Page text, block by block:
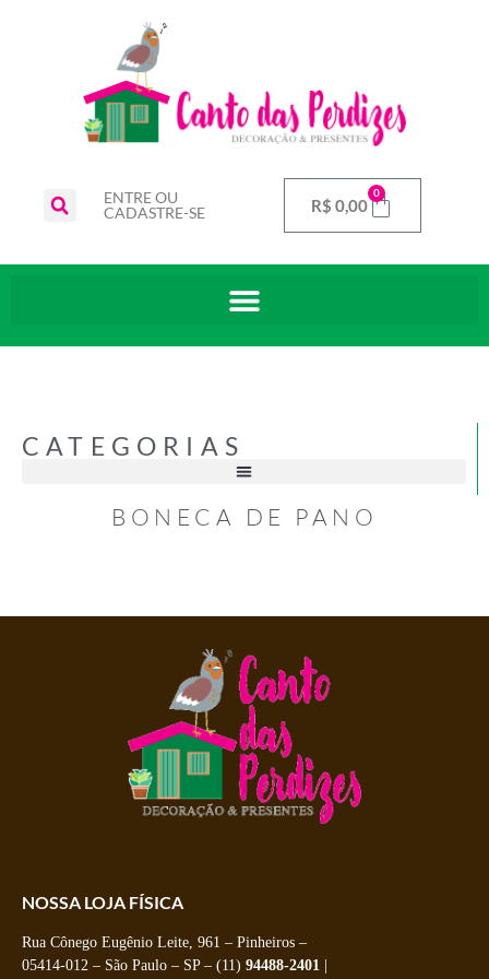
ENTRE OU
CADASTRE-SE
R$ 0,00
0
CATEGORIAS
BONECA DE PANO
NOSSA LOJA FÍSICA
Rua Cônego Eugênio Leite, 961 – Pinheiros –
05414-012 – São Paulo – SP – (11) 94488-2401